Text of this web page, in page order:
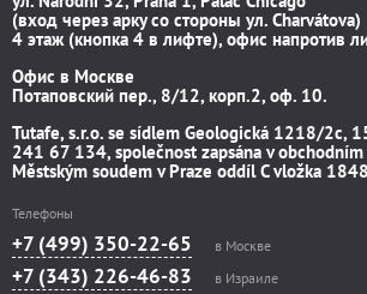
(вход через арку со стороны ул. Charvátova)
4 этаж (кнопка 4 в лифте), офис напротив
Офис в Москве
Потаповский пер., 8/12, корп.2, оф. 10.
Tutafe, s.r.o. se sídlem Geologická 1218/2c,
241 67 134, společnost zapsána v
Městským soudem v Praze oddíl C vložka
Телефоны
+7 (499) 350-22-65 в Москве
+7 (343) 226-46-83 в Израиле